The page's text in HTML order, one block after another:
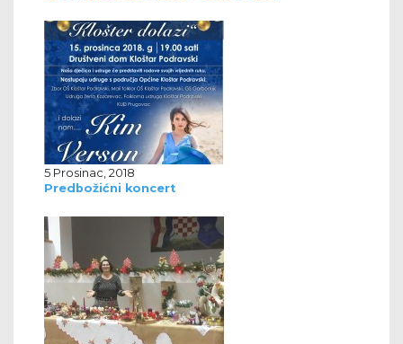
5 Prosinac, 2018
Predbožićni koncert